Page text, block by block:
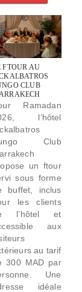
FTOUR AU
CLUB
Ramadan
l’hôtel
Club
un ftour
sous forme
buffet, inclus
les clients
l’hôtel et
aux
au tarif
300 MAD par
Une
idéale